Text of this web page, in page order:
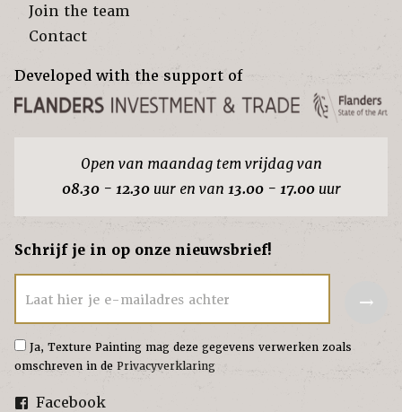
Join the team
Contact
Developed with the support of
Open van maandag tem vrijdag van
08.30 - 12.30uur en van 13.00 - 17.00uur
Schrijf je in op onze nieuwsbrief!
Laat hier je e-mailadres achter →
Ja, Texture Painting mag deze gegevens verwerken zoals
omschreven in de Privacyverklaring
Facebook